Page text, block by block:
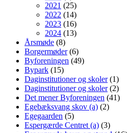
2021 (25)
2022 (14)
2023 (16)
2024 (13)
Årsmøde (8)
Borgermøder(6)
Byforeningen (49)
Bypark (15)
Daginstitutioner og skoler(1)
Daginstitutioner og skoler(2)
Det mener Byforeningen (41)
Egebæksvang skov (a) (2)
Egegaarden (5)
Espergærde Centret (a) (3)